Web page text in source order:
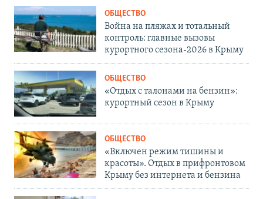
ОБЩЕСТВО
Война на пляжах и тотальный
контроль: главные вызовы
курортного сезона-2026 в Крыму
ОБЩЕСТВО
«Отдых с талонами на бензин»:
курортный сезон в Крыму
ОБЩЕСТВО
«Включен режим тишины и
красоты». Отдых в прифронтовом
Крыму без интернета и бензина